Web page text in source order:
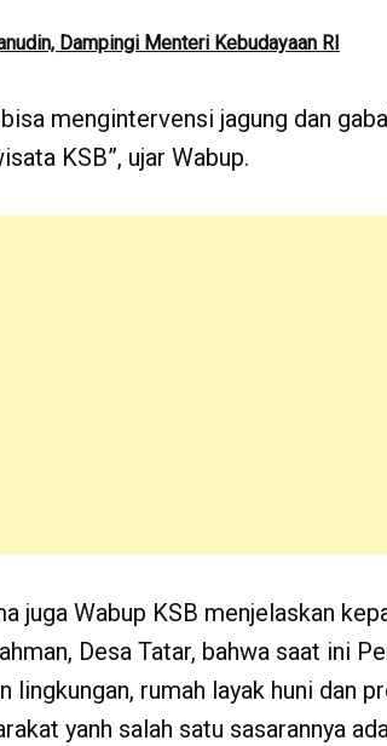
Dampingi Menteri Kebudayaan RI
mengintervensi jagung dan
KSB”, ujar Wabup.
juga Wabup KSB menjelaskan
Desa Tatar, bahwa saat ini
lingkungan, rumah layak huni dan
yanh salah satu sasarannya